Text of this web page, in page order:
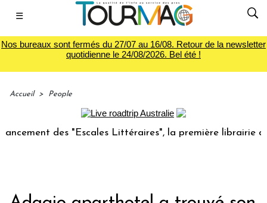
☰
Nos bureaux sont fermés du 27/07 au 16/08. Retour de la newsletter
quotidienne le 24/08/2026. Bel été !
Accueil > People
des "Escales Littéraires", la première librairie du